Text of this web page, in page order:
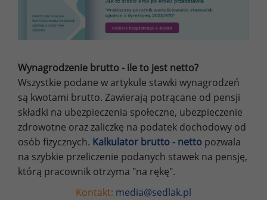
Wynagrodzenie brutto - ile to jest netto?
Wszystkie podane w artykule stawki wynagrodzeń
są kwotami brutto. Zawierają potrącane od pensji
składki na ubezpieczenia społeczne, ubezpieczenie
zdrowotne oraz zaliczkę na podatek dochodowy od
osób fizycznych. Kalkulator brutto - netto pozwala
na szybkie przeliczenie podanych stawek na pensję,
którą pracownik otrzyma "na rękę".
Kontakt: media@sedlak.pl